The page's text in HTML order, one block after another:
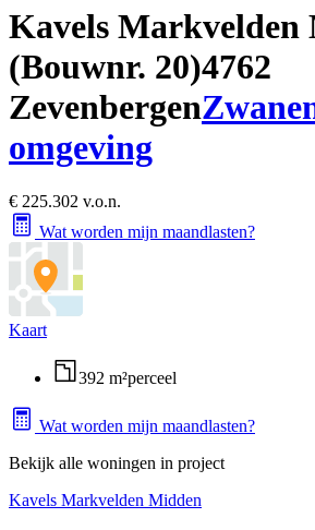
Kavels Markvelden
(Bouwnr. 20)4762
Zevenbergen
omgeving
€ 225.302 v.o.n.
Wat worden mijn maandlasten?
Kaart
392 m²perceel
Wat worden mijn maandlasten?
Bekijk alle woningen in project
Kavels Markvelden Midden